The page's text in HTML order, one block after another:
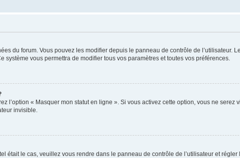
du forum. Vous pouvez les modifier depuis le panneau de contrôle de l’utilisateur.
vous permettra de modifier tous vos paramètres et toutes vos préférences.
l’option « Masquer mon statut en ligne ». Si vous activez cette option, vous ne serez
invisible.
était le cas, veuillez vous rendre dans le panneau de contrôle de l’utilisateur et